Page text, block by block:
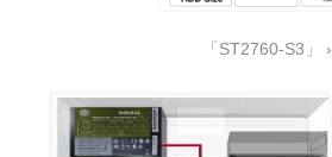
「ST2760-S3」 ›